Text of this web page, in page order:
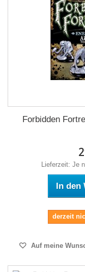
Forbidden
Lieferzeit: Je
In den
derzeit
Auf meine